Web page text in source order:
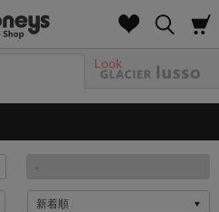
Look